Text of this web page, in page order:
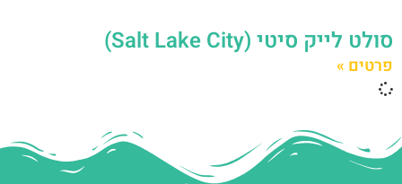
סולט לייק סיטי (Salt Lake City)
פרטים »